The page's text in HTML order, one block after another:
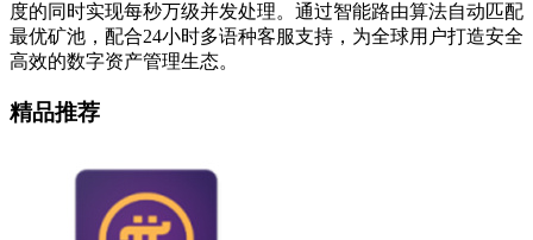
度的同时实现每秒万级并发处理。通过智能路由算法自动匹配
最优矿池，配合24小时多语种客服支持，为全球用户打造安全
高效的数字资产管理生态。
精品推荐